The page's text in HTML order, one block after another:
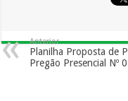
Anterior
Planilha Proposta de
Pregão Presencial Nº